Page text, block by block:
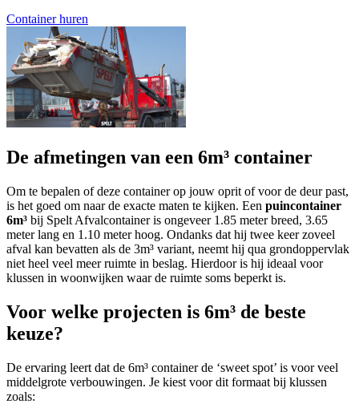
Container huren
De afmetingen van een 6m³ container
Om te bepalen of deze container op jouw oprit of voor de deur past,
is het goed om naar de exacte maten te kijken. Een puincontainer
6m³ bij Spelt Afvalcontainer is ongeveer 1.85 meter breed, 3.65
meter lang en 1.10 meter hoog. Ondanks dat hij twee keer zoveel
afval kan bevatten als de 3m³ variant, neemt hij qua grondoppervlak
niet heel veel meer ruimte in beslag. Hierdoor is hij ideaal voor
klussen in woonwijken waar de ruimte soms beperkt is.
Voor welke projecten is 6m³ de beste
keuze?
De ervaring leert dat de 6m³ container de ‘sweet spot’ is voor veel
middelgrote verbouwingen. Je kiest voor dit formaat bij klussen
zoals: